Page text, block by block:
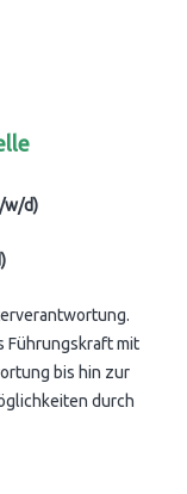
w/d)
Führungskraft mit
bis hin zur
durch